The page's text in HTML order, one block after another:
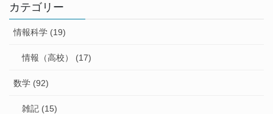
カテゴリー
情報科学 (19)
情報（高校） (17)
数学 (92)
雑記 (15)